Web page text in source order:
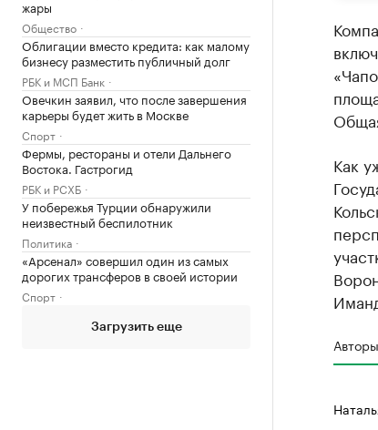
жары
Общество
Облигации вместо кредита: как малому
бизнесу разместить публичный долг
РБК и МСП Банк
Овечкин заявил, что после завершения
карьеры будет жить в Москве
Спорт
Фермы, рестораны и отели Дальнего
Востока. Гастрогид
РБК и РСХБ
У побережья Турции обнаружили
неизвестный беспилотник
Политика
«Арсенал» совершил один из самых
дорогих трансферов в своей истории
Спорт
Загрузить еще
Как
Авторы